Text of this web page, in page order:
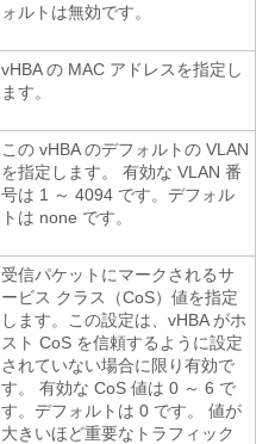
ォルトは無効です。
vHBA の MAC アドレスを指定し
ます。
この vHBA のデフォルトの VLAN
を指定します。 有効な VLAN 番
号は 1 ～ 4094 です。デフォル
トは none です。
受信パケットにマークされるサ
ービス クラス（CoS）値を指定
します。この設定は、vHBA がホ
スト CoS を信頼するように設定
されていない場合に限り有効で
す。 有効な CoS 値は 0 ～ 6 で
す。デフォルトは 0 です。 値が
大きいほど重要なトラフィック